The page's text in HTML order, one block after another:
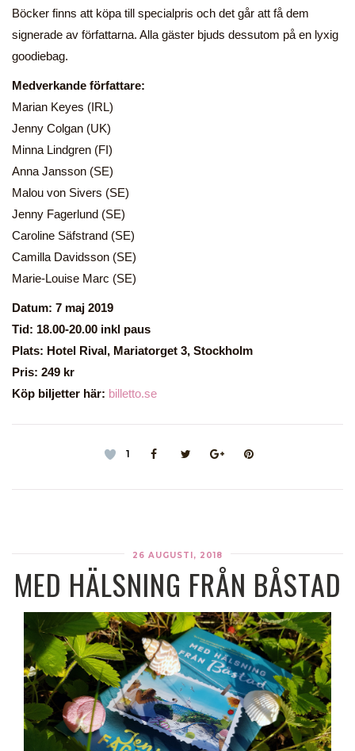
Böcker finns att köpa till specialpris och det går att få dem
signerade av författarna. Alla gäster bjuds dessutom på en lyxig
goodiebag.
Medverkande författare:
Marian Keyes (IRL)
Jenny Colgan (UK)
Minna Lindgren (FI)
Anna Jansson (SE)
Malou von Sivers (SE)
Jenny Fagerlund (SE)
Caroline Säfstrand (SE)
Camilla Davidsson (SE)
Marie-Louise Marc (SE)
Datum: 7 maj 2019
Tid: 18.00-20.00 inkl paus
Plats: Hotel Rival, Mariatorget 3, Stockholm
Pris: 249 kr
Köp biljetter här: billetto.se
1
26 AUGUSTI, 2018
MED HÄLSNING FRÅN BÅSTAD